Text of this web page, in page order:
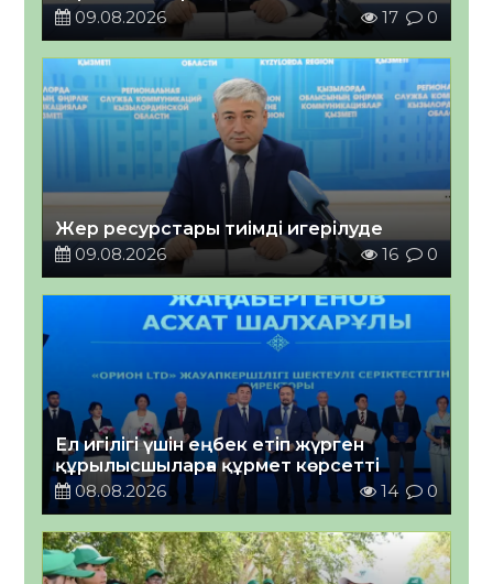
09.08.2026
17 0
Жер ресурстары тиімді игерілуде
09.08.2026
16 0
Ел игілігі үшін еңбек етіп жүрген
құрылысшыларға құрмет көрсетті
08.08.2026
14 0